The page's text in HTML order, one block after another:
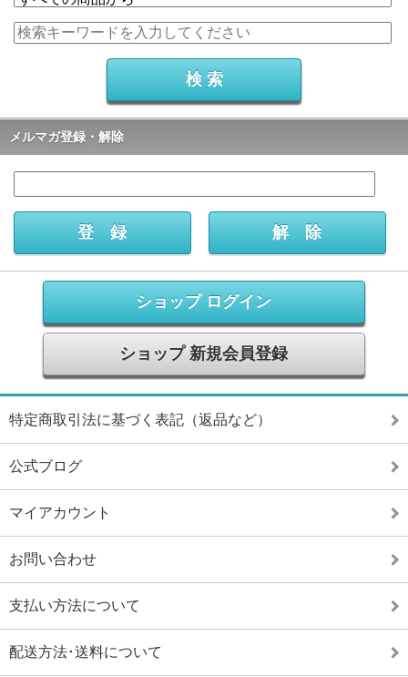
メルマガ登録・解除
ショップ ログイン
ショップ 新規会員登録
特定商取引法に基づく表記（返品など）
公式ブログ
マイアカウント
お問い合わせ
支払い方法について
配送方法･送料について